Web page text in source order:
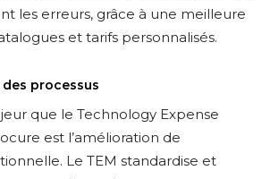
les erreurs, grâce à une meilleure
et tarifs personnalisés.
processus
que le Technology Expense
est l’amélioration de
Le TEM standardise et